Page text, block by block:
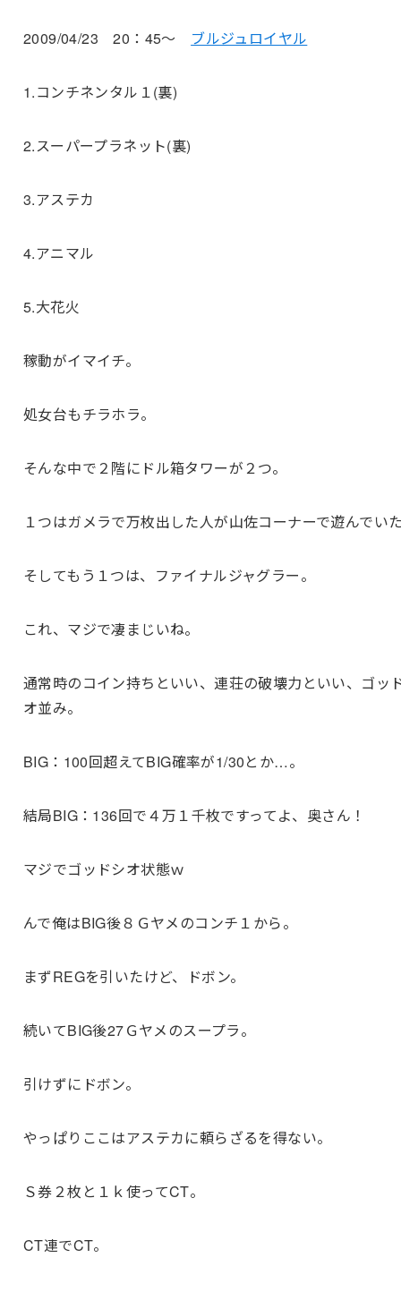
2009/04/23 20：45～ ブルジュロイヤル
1.コンチネンタル１(裏)
2.スーパープラネット(裏)
3.アステカ
4.アニマル
5.大花火
稼動がイマイチ。
処女台もチラホラ。
そんな中で２階にドル箱タワーが２つ。
１つはガメラで万枚出した人が山佐コーナーで遊んでい
そしてもう１つは、ファイナルジャグラー。
これ、マジで凄まじいね。
通常時のコイン持ちといい、連荘の破壊力といい、ゴッ
オ並み。
BIG：100回超えてBIG確率が1/30とか…。
結局BIG：136回で４万１千枚ですってよ、奥さん！
マジでゴッドシオ状態ｗ
んで俺はBIG後８Ｇヤメのコンチ１から。
まずREGを引いたけど、ドボン。
続いてBIG後27Ｇヤメのスープラ。
引けずにドボン。
やっぱりここはアステカに頼らざるを得ない。
Ｓ券２枚と１ｋ使ってCT。
CT連でCT。